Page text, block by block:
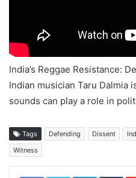
India’s Reggae Resistance:
Indian musician Taru Dalmia
sounds can play a role in
Tags Defending Dissent
Witness